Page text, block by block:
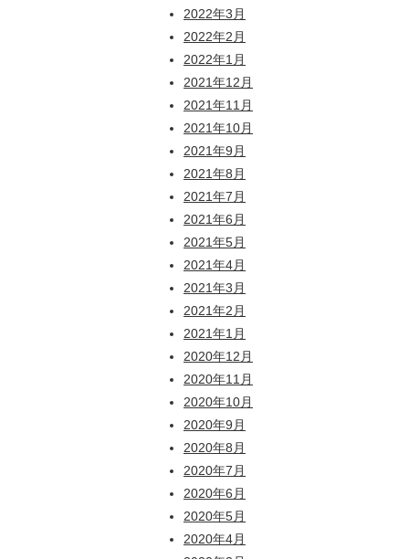
2022年3月
2022年2月
2022年1月
2021年12月
2021年11月
2021年10月
2021年9月
2021年8月
2021年7月
2021年6月
2021年5月
2021年4月
2021年3月
2021年2月
2021年1月
2020年12月
2020年11月
2020年10月
2020年9月
2020年8月
2020年7月
2020年6月
2020年5月
2020年4月